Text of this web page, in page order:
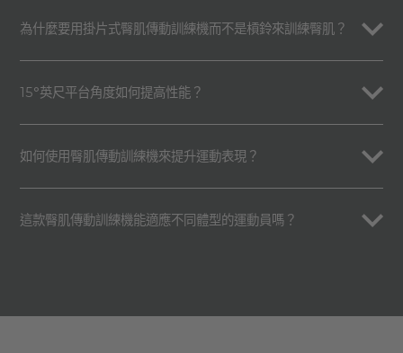
為什麼要用掛片式臀肌傳動訓練機而不是槓鈴來訓練臀肌？
15°英尺平台角度如何提高性能？
如何使用臀肌傳動訓練機來提升運動表現？
這款臀肌傳動訓練機能適應不同體型的運動員嗎？